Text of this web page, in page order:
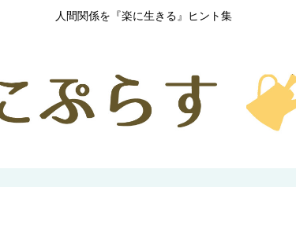
人間関係を『楽に生きる』ヒント集